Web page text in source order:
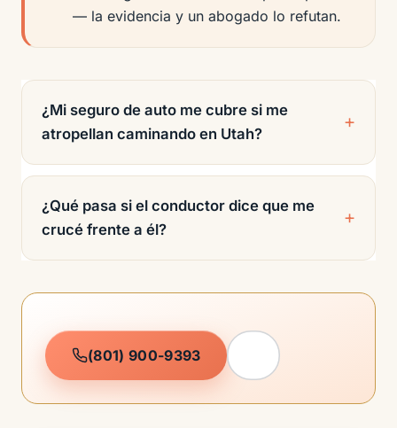
— la evidencia y un abogado lo refutan.
¿Mi seguro de auto me cubre si me
atropellan caminando en Utah?
¿Qué pasa si el conductor dice que me
crucé frente a él?
(801) 900-9393